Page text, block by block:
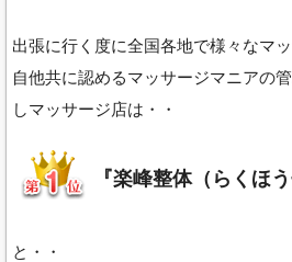
出張に行く度に全国各地で様々なマッ
自他共に認めるマッサージマニアの
しマッサージ店は・・
『楽峰整体（らくほ
と・・